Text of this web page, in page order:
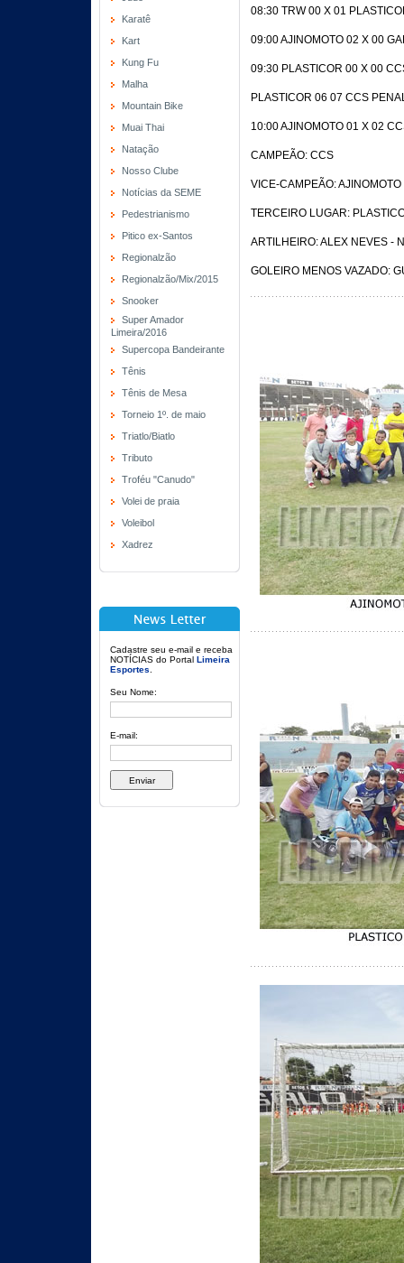
Karatê
Kart
Kung Fu
Malha
Mountain Bike
Muai Thai
Natação
Nosso Clube
Notícias da SEME
Pedestrianismo
Pitico ex-Santos
Regionalzão
Regionalzão/Mix/2015
Snooker
Super Amador
Limeira/2016
Supercopa Bandeirante
Tênis
Tênis de Mesa
Torneio 1º. de maio
Triatlo/Biatlo
Tributo
Troféu "Canudo"
Volei de praia
Voleibol
Xadrez
Cadastre seu e-mail e receba
NOTÍCIAS do Portal Limeira
Esportes
Seu Nome:
E-mail:
08:30 TRW 00 X 01
09:00 AJINOMOTO 02 X 00
09:30 PLASTICOR 00 X 00
PLASTICOR 06 07 CCS
10:00 AJINOMOTO 01 X 02
CAMPEÃO: CCS
VICE-CAMPEÃO: AJINOMOTO
TERCEIRO LUGAR:
ARTILHEIRO: ALEX NEVES -
GOLEIRO MENOS VAZADO: